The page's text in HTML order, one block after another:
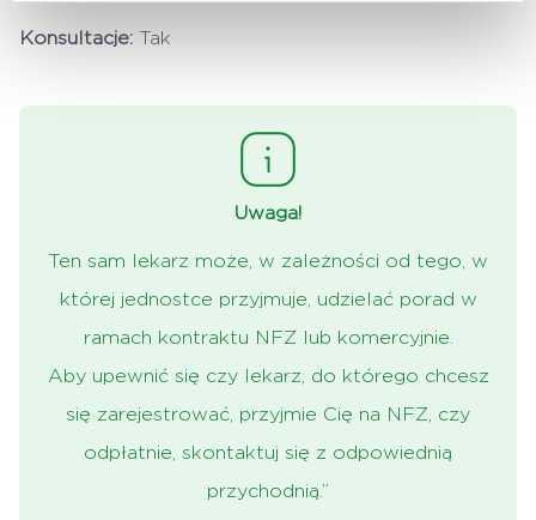
Konsultacje: Tak
Uwaga!
Ten sam lekarz może, w zależności od tego, w
której jednostce przyjmuje, udzielać porad w
ramach kontraktu NFZ lub komercyjnie.
Aby upewnić się czy lekarz, do którego chcesz
się zarejestrować, przyjmie Cię na NFZ, czy
odpłatnie, skontaktuj się z odpowiednią
przychodnią.”